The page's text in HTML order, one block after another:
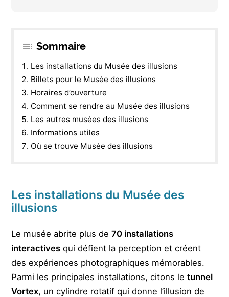
Sommaire
Les installations du Musée des illusions
Billets pour le Musée des illusions
Horaires d’ouverture
Comment se rendre au Musée des illusions
Les autres musées des illusions
Informations utiles
Où se trouve Musée des illusions
Les installations du Musée des
illusions
Le musée abrite plus de70 installations
interactives qui défient la perception et créent
des expériences photographiques mémorables.
Parmi les principales installations, citons letunnel
Vortex, un cylindre rotatif qui donne l’illusion de